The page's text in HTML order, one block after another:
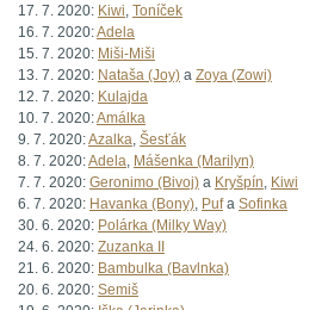
17. 7. 2020: Kiwi, Toníček
16. 7. 2020:Adela
15. 7. 2020: Miši-Miši
13. 7. 2020: Nataša (Joy) a Zoya (Zowi)
12. 7. 2020: Kulajda
10. 7. 2020:Amálka
9. 7. 2020:Azalka, Šesťák
8. 7. 2020:Adela, Mášenka (Marilyn)
7. 7. 2020: Geronimo (Bivoj) a Kryšpín, Kiwi
6. 7. 2020: Havanka (Bony), Pufa Sofinka
30. 6. 2020: Polárka (Milky Way)
24. 6. 2020: Zuzanka II
21. 6. 2020: Bambulka (Bavlnka)
20. 6. 2020: Semiš